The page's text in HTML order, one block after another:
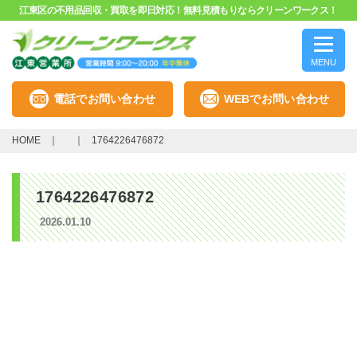
江東区の不用品回収・買取を即日対応！無料見積もりならクリーンワークス！
MENU
電話でお問い合わせ WEBでお問い合わせ
HOME 1764226476872
1764226476872
2026.01.10